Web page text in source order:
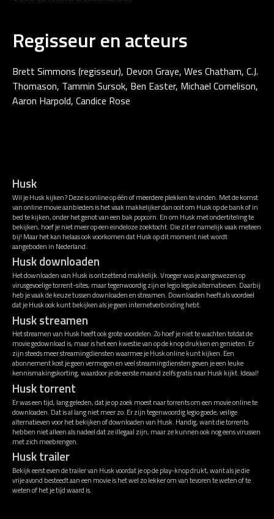
Regisseur en acteurs
Brett Simmons (regisseur), Devon Graye, Wes Chatham, C.J.
Thomason, Tammin Sursok, Ben Easter, Michael Cornelison,
Aaron Harpold, Candice Rose
Husk
Wil je Husk kijken? Deze is online op één of meerdere plekken te vinden. Met de komst
van online movie aanbieders is het vaak makkelijker dan ooit om Husk op de bank of in
bed te kijken, onder het genot van een bak popcorn. En om Husk met ondertiteling te
bekijken, hoef je niet meer op een eindeloze zoektocht. Die zit er namelijk vaak meteen
bij! Maar het kan helaas ook voorkomen dat Husk op dit moment niet wordt
aangeboden in Nederland.
Husk downloaden
Het downloaden van Husk is ontzettend makkelijk. Vroeger was je aangewezen op
virusgevoelige torrent-sites, maar tegenwoordig zijn er legio legale alternatieven. Daarbij
heb je vaak de keuze tussen downloaden en streamen. Downloaden heeft als voordeel
dat je Husk ook kunt bekijken als je geen internetverbinding hebt.
Husk streamen
Het streamen van Husk heeft ook grote voordelen. Zo hoef je niet te wachten totdat de
movie gedownload is, maar is het een kwestie van op de knop drukken en genieten. Er
zijn steeds meer streamingdiensten waarmee je Husk online kunt kijken. Een
abonnement kost je geen vermogen en veel streamingdiensten geven je een leuke
kennismakingskorting, waardoor je de eerste maand zelfs gratis naar Husk kijkt. Ideaal!
Husk torrent
Er was een tijd, lang geleden, dat je op zoek moest naar torrents om een movie online te
downloaden. Dat is al lang niet meer zo. Er zijn tegenwoordig legio goede, veilige
alternatieven voor het bekijken of downloaden van Husk. Handig, want die torrents
hebben niet alleen als nadeel dat ze illegaal zijn, maar ze kunnen ook nog eens virussen
met zich meebrengen.
Husk trailer
Bekijk eerst even de trailer van Husk voordat je op de play-knop drukt, want als je die
vrije avond besteedt aan een movie is het wel zo lekker om van tevoren te weten of te
weten of het je tijd waard is.